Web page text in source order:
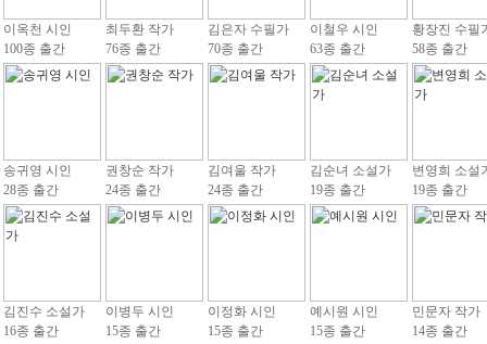
이옥천 시인
100종 출간
최두환 작가
76종 출간
김은자 수필가
70종 출간
이철우 시인
63종 출간
황장진 수필
58종 출간
송귀영 시인
28종 출간
권창순 작가
24종 출간
김여울 작가
24종 출간
김순녀 소설가
19종 출간
변영희 소설
19종 출간
김진수 소설가
16종 출간
이병두 시인
15종 출간
이정화 시인
15종 출간
예시원 시인
15종 출간
민문자 작가
14종 출간